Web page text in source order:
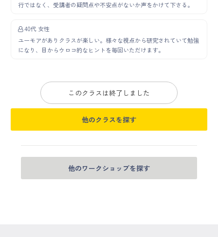
行ではなく、受講者の疑問点や不安点がないか声をかけて下さる。
40代 女性
ユーモアがありクラスが楽しい。様々な視点から研究されていて勉強
になり、目からウロコ的なヒントを毎回いただけます。
このクラスは終了しました
他のクラスを探す
他のワークショップを探す